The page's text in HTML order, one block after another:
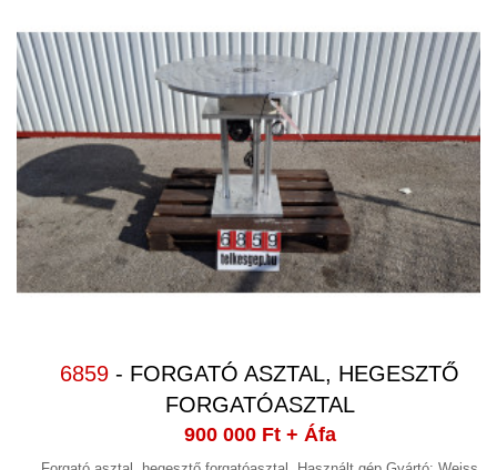
6859 - FORGATÓ ASZTAL, HEGESZTŐ
FORGATÓASZTAL
900 000 Ft+ Áfa